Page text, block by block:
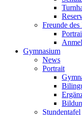
Freunde
Gymnasium
News
Portrait
Stundentafel